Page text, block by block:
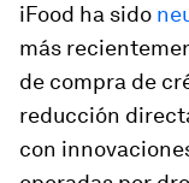
iFood ha sido
más
de compra de
reducción
con